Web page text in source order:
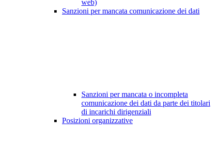
web)
Sanzioni per mancata comunicazione dei dati
Sanzioni per mancata o incompleta
comunicazione dei dati da parte dei titolari
di incarichi dirigenziali
Posizioni organizzative